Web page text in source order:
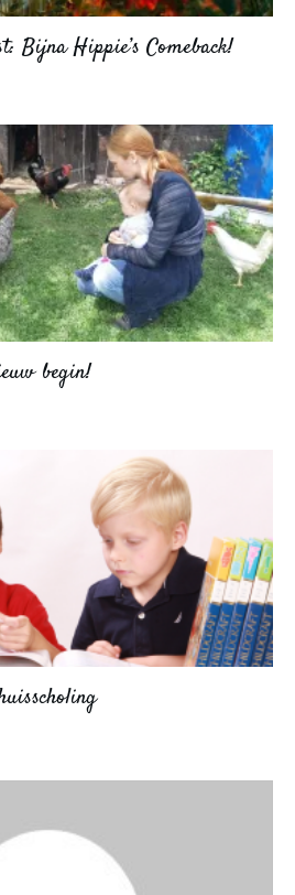
Bijna Hippie’s Comeback!
begin!